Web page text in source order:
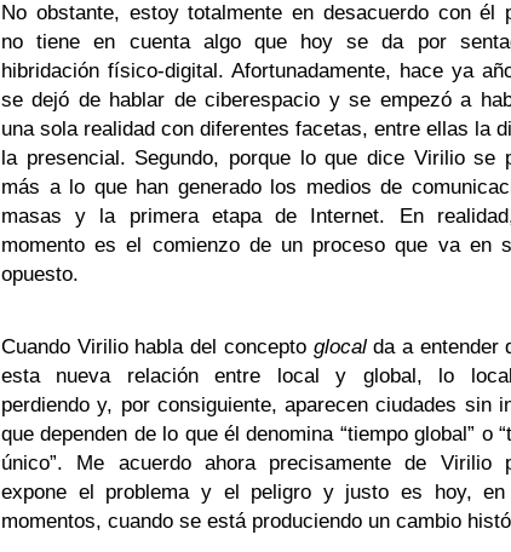
No obstante, estoy totalmente en desacuerdo con él
no tiene en cuenta algo que hoy se da por
hibridación físico-digital. Afortunadamente, hace ya
se dejó de hablar de ciberespacio y se empezó a
una sola realidad con diferentes facetas, entre ellas la
la presencial. Segundo, porque lo que dice Virilio se
más a lo que han generado los medios de
masas y la primera etapa de Internet. En
momento es el comienzo de un proceso que va en
opuesto.
Cuando Virilio habla del concepto glocalda a entender
esta nueva relación entre local y global, lo
perdiendo y, por consiguiente, aparecen ciudades sin
que dependen de lo que él denomina “tiempo global” o
único”. Me acuerdo ahora precisamente de Virilio
expone el problema y el peligro y justo es hoy, en
momentos, cuando se está produciendo un cambio